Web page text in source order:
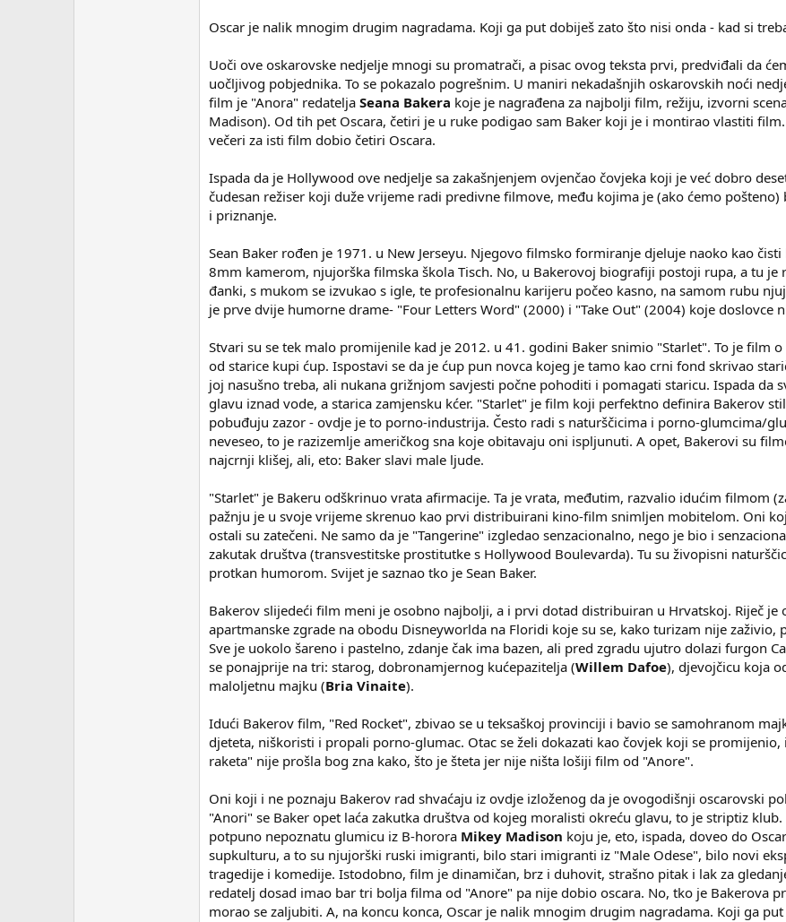
Oscar je nalik mnogim drugim nagradama. Koji ga put dobiješ zato što nisi onda - kad si
Uoči ove oskarovske nedjelje mnogi su promatrači, a pisac ovog teksta prvi, predviđali da
uočljivog pobjednika. To se pokazalo pogrešnim. U maniri nekadašnjih oskarovskih noći
film je "Anora" redatelja Seana Bakera koje je nagrađena za najbolji film, režiju, izvorni
Madison). Od tih pet Oscara, četiri je u ruke podigao sam Baker koji je i montirao vlastiti
večeri za isti film dobio četiri Oscara.
Ispada da je Hollywood ove nedjelje sa zakašnjenjem ovjenčao čovjeka koji je već dobro
čudesan režiser koji duže vrijeme radi predivne filmove, među kojima je (ako ćemo
i priznanje.
Sean Baker rođen je 1971. u New Jerseyu. Njegovo filmsko formiranje djeluje naoko kao
8mm kamerom, njujorška filmska škola Tisch. No, u Bakerovoj biografiji postoji rupa, a tu
đanki, s mukom se izvukao s igle, te profesionalnu karijeru počeo kasno, na samom rubu
je prve dvije humorne drame- "Four Letters Word" (2000) i "Take Out" (2004) koje doslovce
Stvari su se tek malo promijenile kad je 2012. u 41. godini Baker snimio "Starlet". To je film
od starice kupi ćup. Ispostavi se da je ćup pun novca kojeg je tamo kao crni fond skrivao
joj nasušno treba, ali nukana grižnjom savjesti počne pohoditi i pomagati staricu. Ispada da
glavu iznad vode, a starica zamjensku kćer. "Starlet" je film koji perfektno definira Bakerov
pobuđuju zazor - ovdje je to porno-industrija. Često radi s naturščicima i porno-glumcima/
neveseo, to je razizemlje američkog sna koje obitavaju oni ispljunuti. A opet, Bakerovi su
najcrnji klišej, ali, eto: Baker slavi male ljude.
"Starlet" je Bakeru odškrinuo vrata afirmacije. Ta je vrata, međutim, razvalio idućim filmom
pažnju je u svoje vrijeme skrenuo kao prvi distribuirani kino-film snimljen mobitelom. Oni
ostali su zatečeni. Ne samo da je "Tangerine" izgledao senzacionalno, nego je bio i
zakutak društva (transvestitske prostitutke s Hollywood Boulevarda). Tu su živopisni
protkan humorom. Svijet je saznao tko je Sean Baker.
Bakerov slijedeći film meni je osobno najbolji, a i prvi dotad distribuiran u Hrvatskoj. Riječ
apartmanske zgrade na obodu Disneyworlda na Floridi koje su se, kako turizam nije zaživio,
Sve je uokolo šareno i pastelno, zdanje čak ima bazen, ali pred zgradu ujutro dolazi furgon
se ponajprije na tri: starog, dobronamjernog kućepazitelja (Willem Dafoe), djevojčicu koja
maloljetnu majku (Bria Vinaite).
Idući Bakerov film, "Red Rocket", zbivao se u teksaškoj provinciji i bavio se samohranom
djeteta, niškoristi i propali porno-glumac. Otac se želi dokazati kao čovjek koji se promijenio,
raketa" nije prošla bog zna kako, što je šteta jer nije ništa lošiji film od "Anore".
Oni koji i ne poznaju Bakerov rad shvaćaju iz ovdje izloženog da je ovogodišnji oscarovski
"Anori" se Baker opet laća zakutka društva od kojeg moralisti okreću glavu, to je striptiz
potpuno nepoznatu glumicu iz B-horora Mikey Madison koju je, eto, ispada, doveo do
supkulturu, a to su njujorški ruski imigranti, bilo stari imigranti iz "Male Odese", bilo novi
tragedije i komedije. Istodobno, film je dinamičan, brz i duhovit, strašno pitak i lak za
redatelj dosad imao bar tri bolja filma od "Anore" pa nije dobio oscara. No, tko je Bakerova
morao se zaljubiti. A, na koncu konca, Oscar je nalik mnogim drugim nagradama. Koji ga